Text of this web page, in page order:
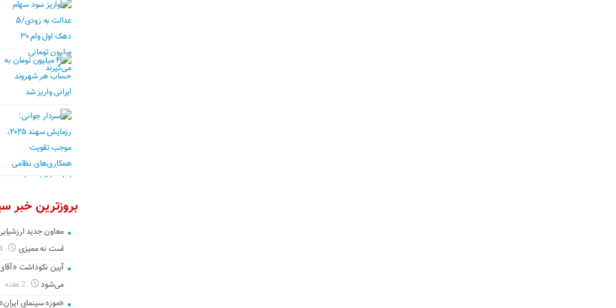
بروزترین خبر
معاون جدید
است نه ممیزی
آیین نکوداشت
می‌شود
2 هفته
«موزه سینمای